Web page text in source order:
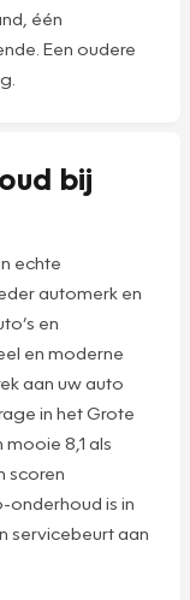
één
Een oudere
bij
echte
automerk en
en
en moderne
aan uw auto
in het Grote
8,1 als
scoren
onderhoud is in
servicebeurt aan